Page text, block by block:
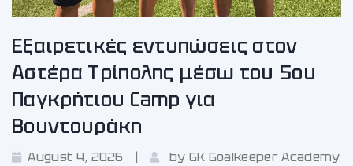
Εξαιρετικές εντυπώσεις στον
Αστέρα Τρίπολης μέσω του 5ου
Παγκρήτιου Camp για
Βουντουράκη
August 4, 2026 by GK Goalkeeper Academy